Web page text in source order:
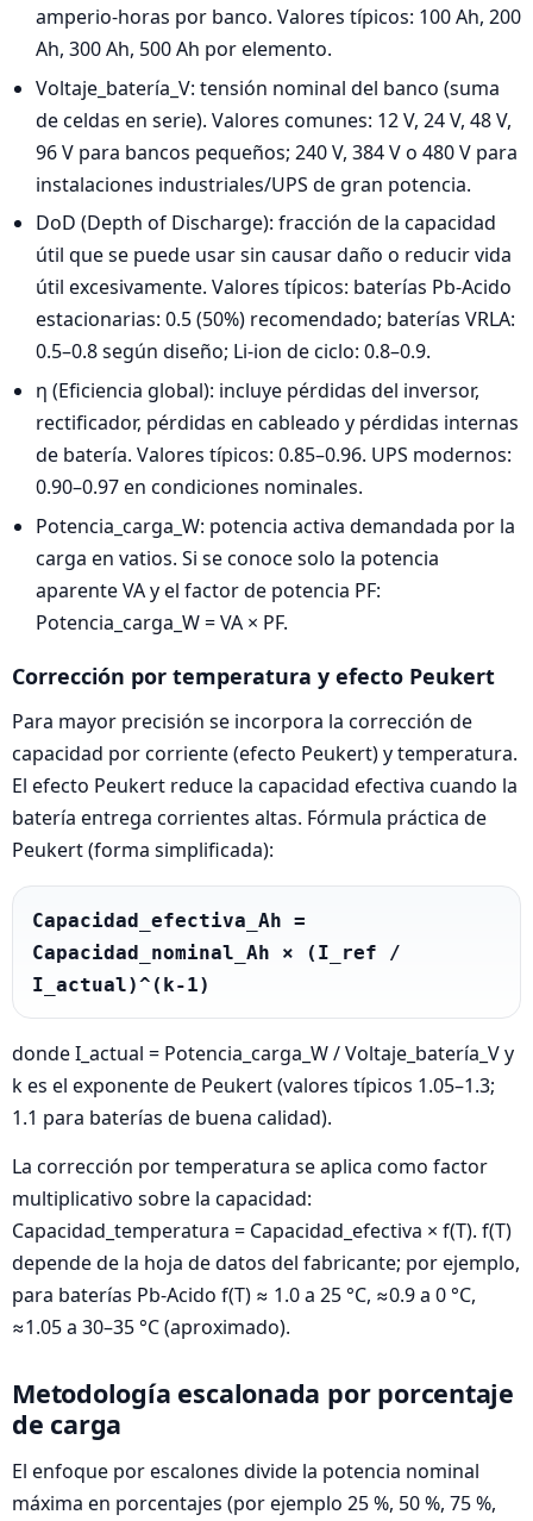
amperio-horas por banco. Valores típicos: 100 Ah, 200
Ah, 300 Ah, 500 Ah por elemento.
Voltaje_batería_V: tensión nominal del banco (suma
de celdas en serie). Valores comunes: 12 V, 24 V, 48 V,
96 V para bancos pequeños; 240 V, 384 V o 480 V para
instalaciones industriales/UPS de gran potencia.
DoD (Depth of Discharge): fracción de la capacidad
útil que se puede usar sin causar daño o reducir vida
útil excesivamente. Valores típicos: baterías Pb-Acido
estacionarias: 0.5 (50%) recomendado; baterías VRLA:
0.5–0.8 según diseño; Li-ion de ciclo: 0.8–0.9.
η (Eficiencia global): incluye pérdidas del inversor,
rectificador, pérdidas en cableado y pérdidas internas
de batería. Valores típicos: 0.85–0.96. UPS modernos:
0.90–0.97 en condiciones nominales.
Potencia_carga_W: potencia activa demandada por la
carga en vatios. Si se conoce solo la potencia
aparente VA y el factor de potencia PF:
Potencia_carga_W = VA × PF.
Corrección por temperatura y efecto Peukert
Para mayor precisión se incorpora la corrección de
capacidad por corriente (efecto Peukert) y temperatura.
El efecto Peukert reduce la capacidad efectiva cuando la
batería entrega corrientes altas. Fórmula práctica de
Peukert (forma simplificada):
Capacidad_efectiva_Ah =
Capacidad_nominal_Ah × (I_ref /
I_actual)^(k-1)
donde I_actual = Potencia_carga_W / Voltaje_batería_V y
k es el exponente de Peukert (valores típicos 1.05–1.3;
1.1 para baterías de buena calidad).
La corrección por temperatura se aplica como factor
multiplicativo sobre la capacidad:
Capacidad_temperatura = Capacidad_efectiva × f(T). f(T)
depende de la hoja de datos del fabricante; por ejemplo,
para baterías Pb-Acido f(T) ≈ 1.0 a 25 °C, ≈0.9 a 0 °C,
≈1.05 a 30–35 °C (aproximado).
Metodología escalonada por porcentaje
de carga
El enfoque por escalones divide la potencia nominal
máxima en porcentajes (por ejemplo 25 %, 50 %, 75 %,